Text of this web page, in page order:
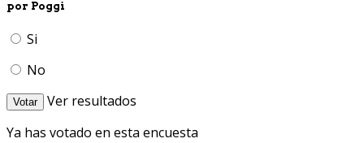
por Poggi
Si
No
Votar
Ver resultados
Ya has votado en esta encuesta